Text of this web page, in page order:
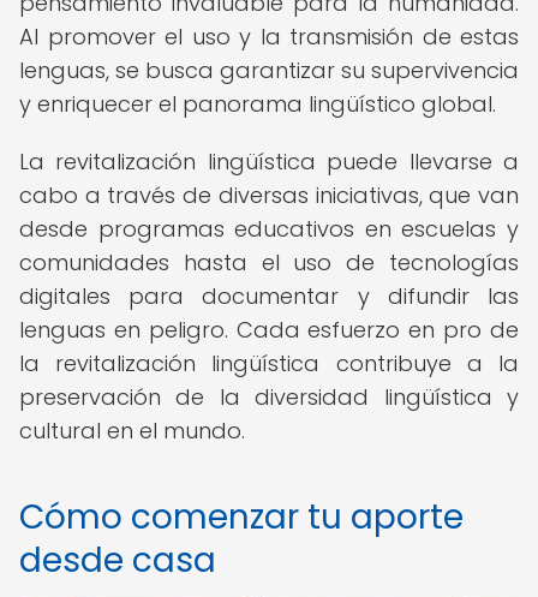
Al promover el uso y la transmisión de estas
lenguas, se busca garantizar su supervivencia
y enriquecer el panorama lingüístico global.
La revitalización lingüística puede llevarse a
cabo a través de diversas iniciativas, que van
desde programas educativos en escuelas y
comunidades hasta el uso de tecnologías
digitales para documentar y difundir las
lenguas en peligro. Cada esfuerzo en pro de
la revitalización lingüística contribuye a la
preservación de la diversidad lingüística y
cultural en el mundo.
Cómo comenzar tu aporte
desde casa